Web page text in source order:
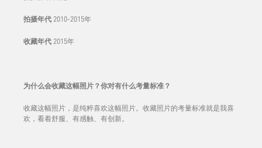
拍摄年代 2010-2015年
收藏年代 2015年
为什么会收藏这幅照片？你对有什么考量标准？
收藏这幅照片，是纯粹喜欢这幅照片。收藏照片的考量标准就是我喜
欢，看着舒服、有感触、有创新。